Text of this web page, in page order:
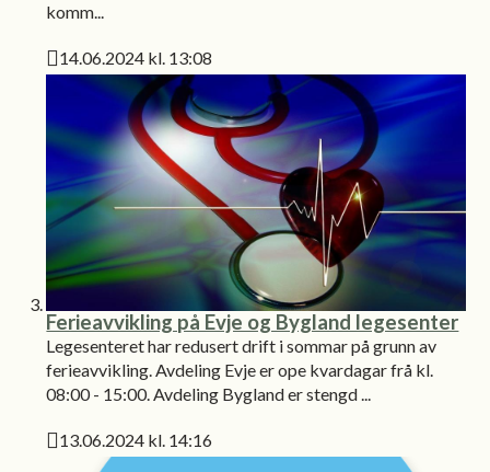
komm...
Publisert
14.06.2024 kl. 13:08
Ferieavvikling på Evje og Bygland legesenter
Legesenteret har redusert drift i sommar på grunn av
ferieavvikling. Avdeling Evje er ope kvardagar frå kl.
08:00 - 15:00. Avdeling Bygland er stengd ...
Publisert
13.06.2024 kl. 14:16